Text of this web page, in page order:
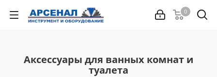
0
Аксессуары для ванных комнат и
туалета